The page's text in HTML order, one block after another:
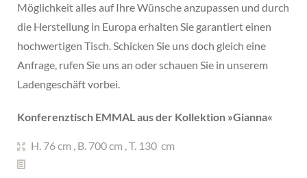
Möglichkeit alles auf Ihre Wünsche anzupassen und durch
die Herstellung in Europa erhalten Sie garantiert einen
hochwertigen Tisch. Schicken Sie uns doch gleich eine
Anfrage, rufen Sie uns an oder schauen Sie in unserem
Ladengeschäft vorbei.
Konferenztisch EMMAL aus der Kollektion »Gianna«
H. 76 cm , B. 700 cm ,T. 130 cm